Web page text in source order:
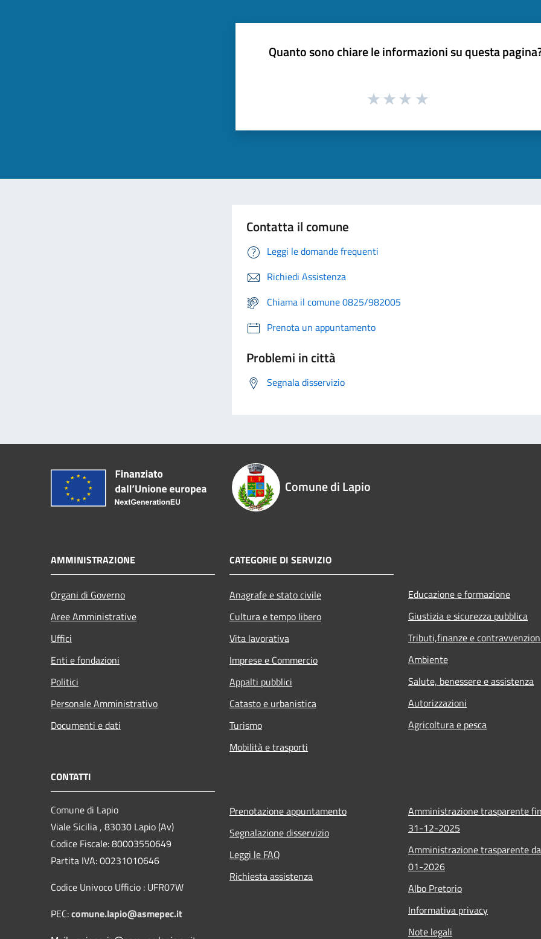
Quanto sono chiare le informazioni su questa
Contatta il comune
Leggi le domande frequenti
Richiedi Assistenza
Chiama il comune 0825/982005
Prenota un appuntamento
Problemi in città
Segnala disservizio
Comune di Lapio
AMMINISTRAZIONE
Organi di Governo
Aree Amministrative
Uffici
Enti e fondazioni
Politici
Personale Amministrativo
Documenti e dati
CATEGORIE DI SERVIZIO
Anagrafe e stato civile
Cultura e tempo libero
Vita lavorativa
Imprese e Commercio
Appalti pubblici
Catasto e urbanistica
Turismo
Mobilità e trasporti
Educazione e formazione
Giustizia e sicurezza pubblica
Tributi,finanze e
Ambiente
Salute, benessere e assistenza
Autorizzazioni
Agricoltura e pesca
CONTATTI
Comune di Lapio
Viale Sicilia , 83030 Lapio (Av)
Codice Fiscale: 80003550649
Partita IVA: 00231010646
Codice Univoco Ufficio : UFR07W
PEC:comune.lapio@asmepec.it
Prenotazione appuntamento
Segnalazione disservizio
Leggi le FAQ
Richiesta assistenza
Amministrazione trasparente
31-12-2025
Amministrazione trasparente
01-2026
Albo Pretorio
Informativa privacy
Note legali